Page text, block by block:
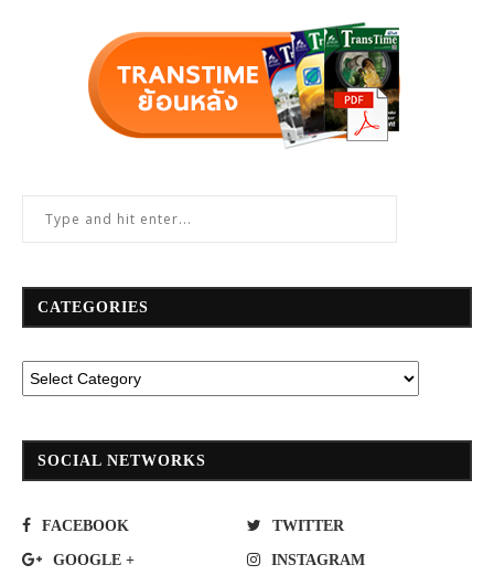
CATEGORIES
SOCIAL NETWORKS
FACEBOOK TWITTER
GOOGLE + INSTAGRAM